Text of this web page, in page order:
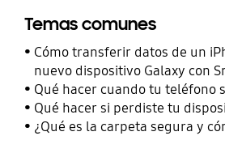
Temas comunes
Cómo transferir datos de un
nuevo dispositivo Galaxy con
Qué hacer cuando tu teléfono
Qué hacer si perdiste tu
¿Qué es la carpeta segura y